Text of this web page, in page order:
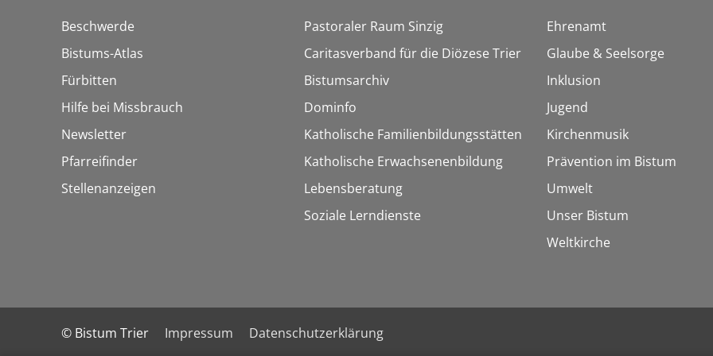
Beschwerde
Bistums-Atlas
Fürbitten
Hilfe bei Missbrauch
Newsletter
Pfarreifinder
Stellenanzeigen
Pastoraler Raum Sinzig
Caritasverband für die Diözese Trier
Bistumsarchiv
Dominfo
Katholische Familienbildungsstätten
Katholische Erwachsenenbildung
Lebensberatung
Soziale Lerndienste
Ehrenamt
Glaube & Seelsorge
Inklusion
Jugend
Kirchenmusik
Prävention im Bistum
Umwelt
Unser Bistum
Weltkirche
© Bistum Trier Impressum Datenschutzerklärung